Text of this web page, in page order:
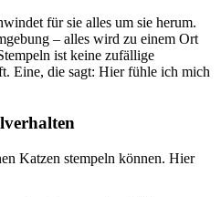
für sie alles um sie herum.
– alles wird zu einem Ort
ist keine zufällige
Eine, die sagt: Hier fühle ich mich
Katzen stempeln können. Hier